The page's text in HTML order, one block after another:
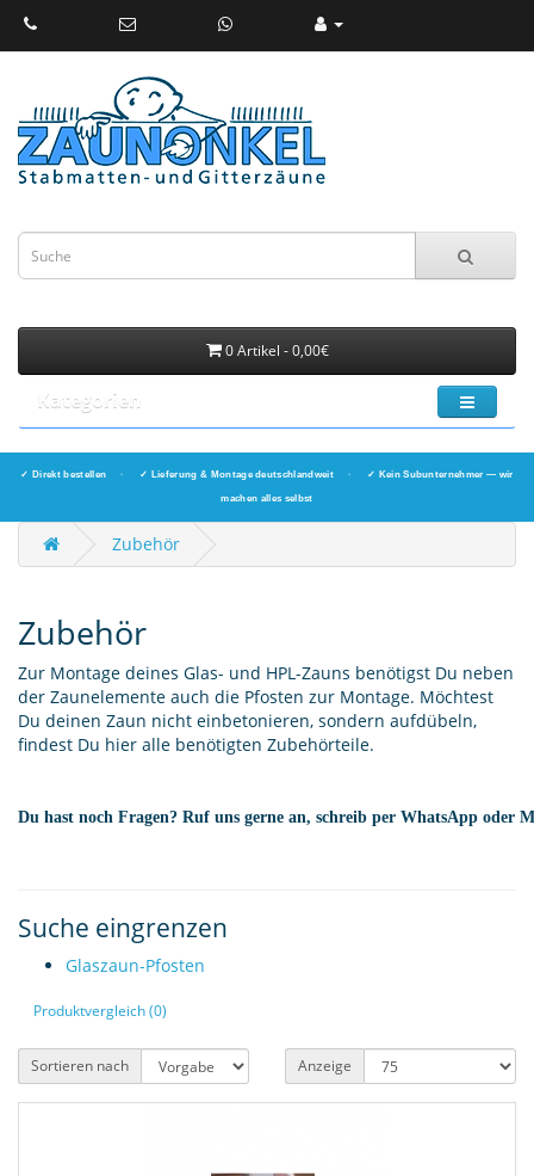
0 Artikel - 0,00€
Kategorien
✓ Direkt bestellen · ✓ Lieferung & Montage deutschlandweit · ✓ Kein Subunternehmer — wir
machen alles selbst
Zubehör
Zubehör
Zur Montage deines Glas- und HPL-Zauns benötigst Du neben
der Zaunelemente auch die Pfosten zur Montage. Möchtest
Du deinen Zaun nicht einbetonieren, sondern aufdübeln,
findest Du hier alle benötigten Zubehörteile.
Du hast noch Fragen? Ruf uns gerne an, schreib per WhatsApp oder
Suche eingrenzen
Glaszaun-Pfosten
Produktvergleich (0)
Sortieren nach Anzeige